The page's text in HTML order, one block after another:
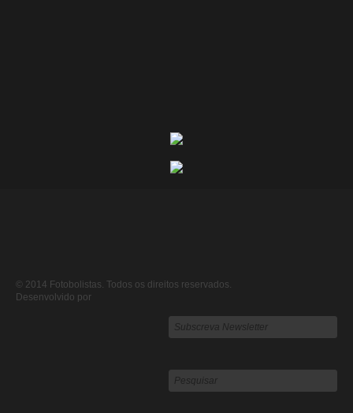
© 2014 Fotobolistas. Todos os direitos reservados.
Desenvolvido por